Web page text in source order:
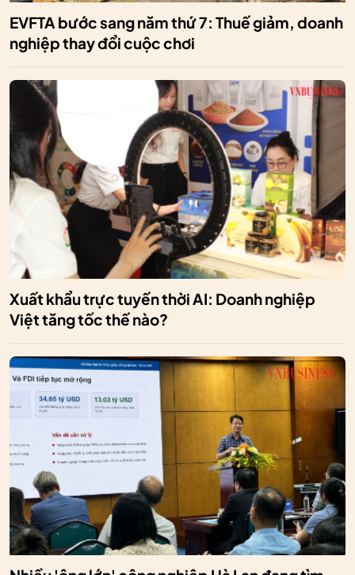
EVFTA bước sang năm thứ 7: Thuế giảm, doanh
nghiệp thay đổi cuộc chơi
Xuất khẩu trực tuyến thời AI: Doanh nghiệp
Việt tăng tốc thế nào?